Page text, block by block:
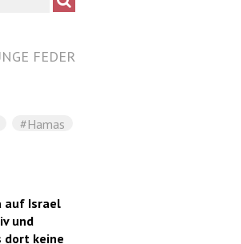
FEDER
#Hamas
auf Israel
und
dort keine